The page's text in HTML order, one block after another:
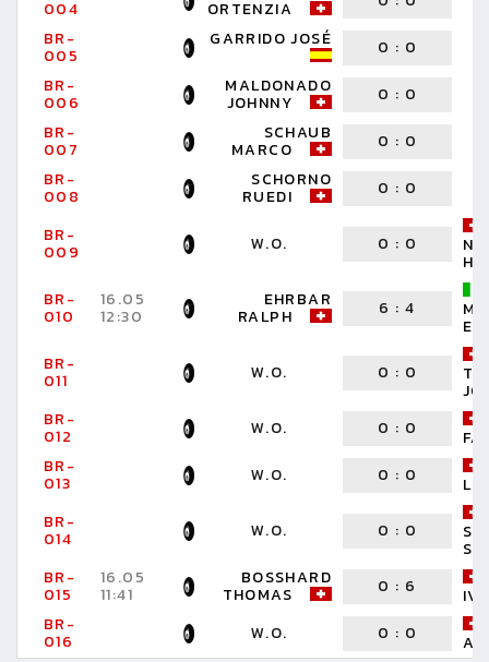
004 ORTENZIA
BR-
005
GARRIDO JOSÉ 0 : 0
BR-
006
MALDONADO
JOHNNY 0 : 0
BR-
007
SCHAUB
MARCO 0 : 0
BR-
008
SCHORNO
RUEDI 0 : 0
BR-
009 W.O. 0 : 0
BR-
010
16.05
12:30
EHRBAR
RALPH 6 :4
BR-
011 W.O. 0 : 0
BR-
012 W.O. 0 : 0
BR-
013 W.O. 0 : 0
BR-
014 W.O. 0 : 0
BR-
015
16.05
11:41
BOSSHARD
THOMAS 0 : 6
BR-
016 W.O. 0 : 0